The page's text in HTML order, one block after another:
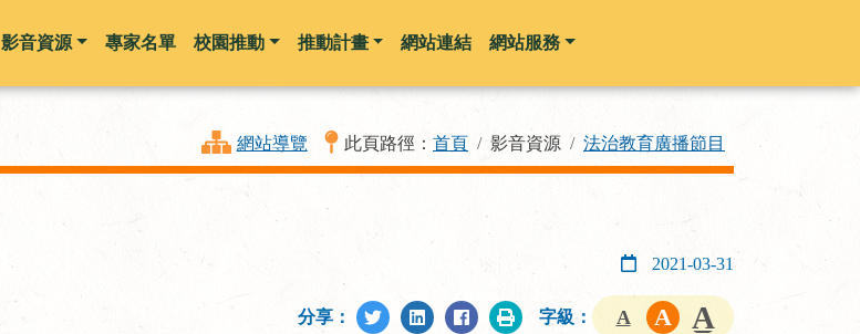
跳到主要內容
影音資源 專家名單 校園推動 推動計畫 網站連結 網站服務
網站導覽 此頁路徑： 首頁 影音資源 法治教育廣播節目
2021-03-31
分享： 字級：